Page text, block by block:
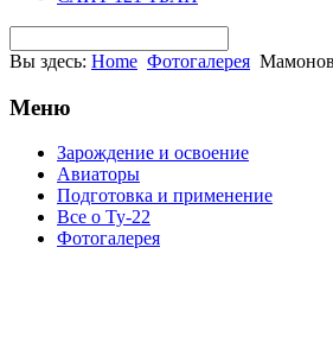
Вы здесь: Home Фотогалерея
Меню
Зарождение и освоение
Авиаторы
Подготовка и применение
Все о Ту-22
Фотогалерея